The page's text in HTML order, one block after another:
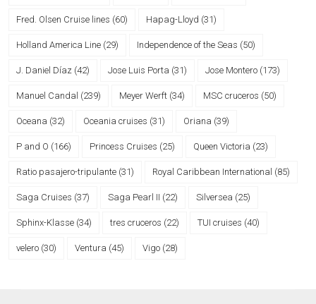
Fred. Olsen Cruise lines (60) Hapag-Lloyd (31)
Holland America Line (29) Independence of the Seas (50)
J. Daniel Díaz (42) Jose Luis Porta (31) Jose Montero (173)
Manuel Candal (239) Meyer Werft (34) MSC cruceros (50)
Oceana (32) Oceania cruises (31) Oriana (39)
P and O (166) Princess Cruises (25) Queen Victoria (23)
Ratio pasajero-tripulante (31) Royal Caribbean International (85)
Saga Cruises (37) Saga Pearl II (22) Silversea (25)
Sphinx-Klasse (34) tres cruceros (22) TUI cruises (40)
velero (30) Ventura (45) Vigo (28)